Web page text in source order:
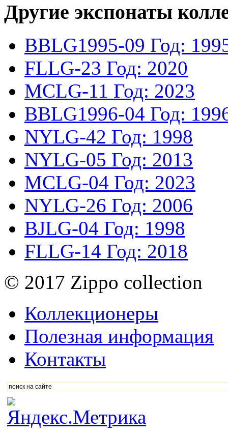
Другие экспонаты
BBLG1995-09 Год:
FLLG-23 Год: 2020
MCLG-11 Год: 2023
BBLG1996-04 Год:
NYLG-42 Год: 1998
NYLG-05 Год: 2013
MCLG-04 Год: 2023
NYLG-26 Год: 2006
BJLG-04 Год: 1998
FLLG-14 Год: 2018
© 2017 Zippo collection
Коллекционеры
Полезная информация
Контакты